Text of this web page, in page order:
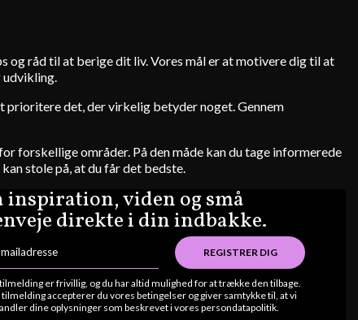
inspiration, viden og små
direkte i din indbakke.
REGISTRER DIG
er frivillig, og du har altid mulighed for at trække den tilbage.
tilmelding accepterer du vores betingelser og giver samtykke til, at vi
dine oplysninger som beskrevet i vores persondatapolitik.
og råd til at berige dit liv. Vores mål er at motivere dig til at
udvikling.
prioritere det, der virkelig betyder noget. Gennem
forskellige områder. På den måde kan du tage informerede
stole på, at du får det bedste.